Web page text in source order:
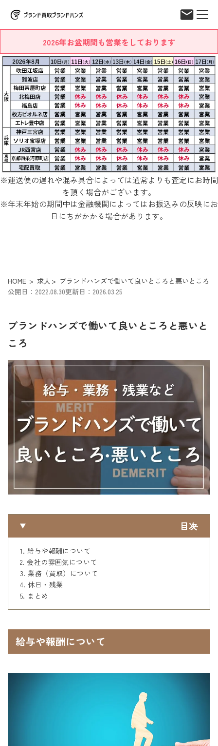
2026年お盆期間も営業をしております
※運送便の遅れや混み具合によっては通常よりも査定にお時間
を頂く場合がございます。
※年末年始の期間中は金融機関によってはお振込みの反映にお
日にちがかかる場合があります。
HOME 求人
ブランドハンズで働いて良いところと悪いところ
公開日：2022.08.30更新日：2026.03.25
ブランドハンズで働いて良いところと悪いと
ころ
目次
給与や報酬について
会社の雰囲気について
業務（買取）について
休日・残業
まとめ
給与や報酬について